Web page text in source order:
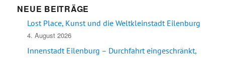
NEUE BEITRÄGE
Lost Place, Kunst und die Weltkleinstadt Eilenburg
4. August 2026
Innenstadt Eilenburg – Durchfahrt eingeschränkt,